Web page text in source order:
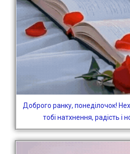
Доброго ранку, понеділочок!
тобі натхнення, радість і